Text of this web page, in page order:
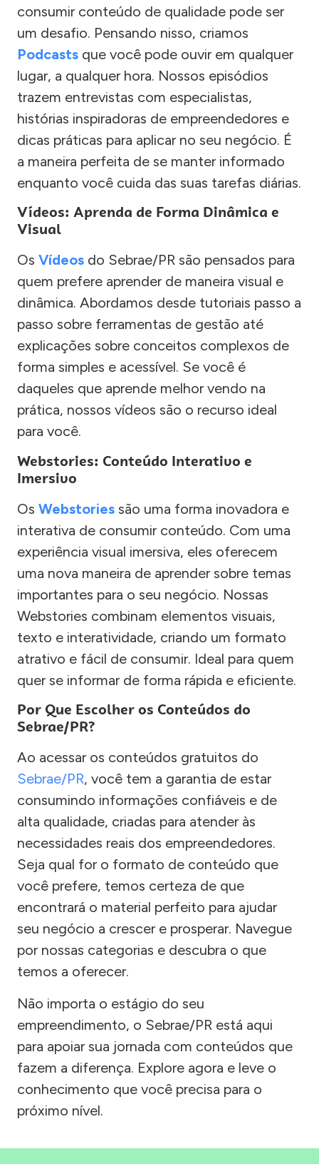
consumir conteúdo de qualidade pode ser
um desafio. Pensando nisso, criamos
Podcasts que você pode ouvir em qualquer
lugar, a qualquer hora. Nossos episódios
trazem entrevistas com especialistas,
histórias inspiradoras de empreendedores e
dicas práticas para aplicar no seu negócio. É
a maneira perfeita de se manter informado
enquanto você cuida das suas tarefas diárias.
Vídeos: Aprenda de Forma Dinâmica e
Visual
Os Vídeos do Sebrae/PR são pensados para
quem prefere aprender de maneira visual e
dinâmica. Abordamos desde tutoriais passo a
passo sobre ferramentas de gestão até
explicações sobre conceitos complexos de
forma simples e acessível. Se você é
daqueles que aprende melhor vendo na
prática, nossos vídeos são o recurso ideal
para você.
Webstories: Conteúdo Interativo e
Imersivo
Os Webstories são uma forma inovadora e
interativa de consumir conteúdo. Com uma
experiência visual imersiva, eles oferecem
uma nova maneira de aprender sobre temas
importantes para o seu negócio. Nossas
Webstories combinam elementos visuais,
texto e interatividade, criando um formato
atrativo e fácil de consumir. Ideal para quem
quer se informar de forma rápida e eficiente.
Por Que Escolher os Conteúdos do
Sebrae/PR?
Ao acessar os conteúdos gratuitos do
Sebrae/PR, você tem a garantia de estar
consumindo informações confiáveis e de
alta qualidade, criadas para atender às
necessidades reais dos empreendedores.
Seja qual for o formato de conteúdo que
você prefere, temos certeza de que
encontrará o material perfeito para ajudar
seu negócio a crescer e prosperar. Navegue
por nossas categorias e descubra o que
temos a oferecer.
Não importa o estágio do seu
empreendimento, o Sebrae/PR está aqui
para apoiar sua jornada com conteúdos que
fazem a diferença. Explore agora e leve o
conhecimento que você precisa para o
próximo nível.